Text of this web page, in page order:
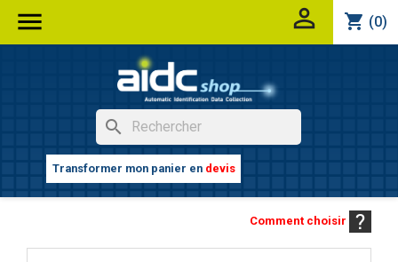
 shopping_cart (0)

search
Transformer mon panier en devis
Comment choisir